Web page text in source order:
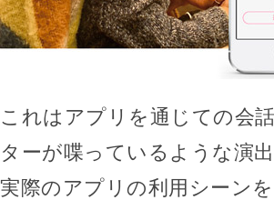
これはアプリを通じての会
ターが喋っているような演
実際のアプリの利用シーン